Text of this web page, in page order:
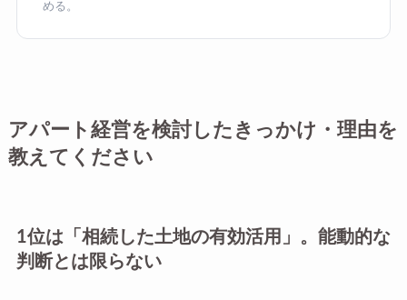
める。
アパート経営を検討したきっかけ・理由を
教えてください
1位は「相続した土地の有効活用」。能動的な
判断とは限らない